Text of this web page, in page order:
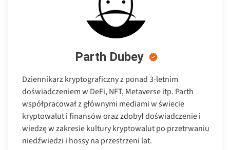
Parth Dubey
Dziennikarz kryptograficzny z ponad 3-letnim
doświadczeniem w DeFi, NFT, Metaverse itp. Parth
współpracował z głównymi mediami w świecie
kryptowalut i finansów oraz zdobył doświadczenie i
wiedzę w zakresie kultury kryptowalut po przetrwaniu
niedźwiedzi i hossy na przestrzeni lat.